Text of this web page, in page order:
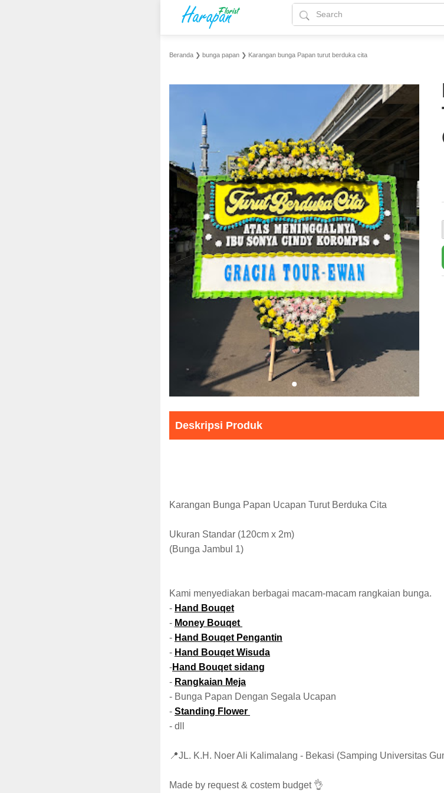
Beranda ❯ bunga papan ❯ Karangan bunga Papan turut berduka cita
Deskripsi Produk
Karangan Bunga Papan Ucapan Turut Berduka Cita
Ukuran Standar (120cm x 2m)
(Bunga Jambul 1)
Kami menyediakan berbagai macam-macam rangkaian bunga.
- Hand Bouqet
- Money Bouqet
- Hand Bouqet Pengantin
- Hand Bouqet Wisuda
-Hand Bouqet sidang
- Rangkaian Meja
- Bunga Papan Dengan Segala Ucapan
- Standing Flower
- dll
📍JL. K.H. Noer Ali Kalimalang - Bekasi (Samping Universitas
Made by request & costem budget 👌